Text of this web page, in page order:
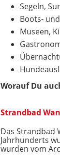
Segeln,
Boots-
Museen,
Worauf Du
Strandbad
Das Strandbad
Jahrhunderts
wurden vom